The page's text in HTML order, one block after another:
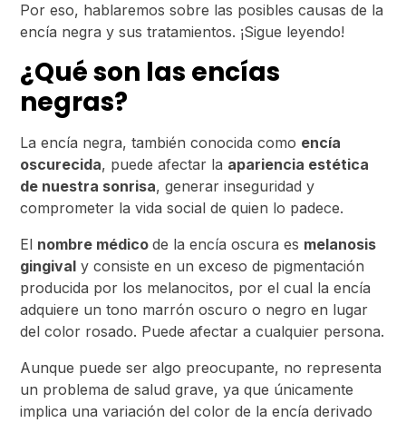
Por eso, hablaremos sobre las posibles causas de la
encía negra y sus tratamientos. ¡Sigue leyendo!
¿Qué son las encías
negras?
La encía negra, también conocida como encía
oscurecida, puede afectar la apariencia estética
de nuestra sonrisa, generar inseguridad y
comprometer la vida social de quien lo padece.
El nombre médicode la encía oscura es melanosis
gingival y consiste en un exceso de pigmentación
producida por los melanocitos, por el cual la encía
adquiere un tono marrón oscuro o negro en lugar
del color rosado. Puede afectar a cualquier persona.
Aunque puede ser algo preocupante, no representa
un problema de salud grave, ya que únicamente
implica una variación del color de la encía derivado